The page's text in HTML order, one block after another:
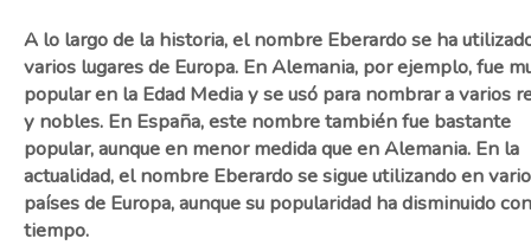
A lo largo de la historia, el nombre Eberardo se ha
varios lugares de Europa. En Alemania, por ejemplo, fue
popular en la Edad Media y se usó para nombrar a varios
y nobles. En España, este nombre también fue bastante
popular, aunque en menor medida que en Alemania. En la
actualidad, el nombre Eberardo se sigue utilizando en
países de Europa, aunque su popularidad ha disminuido
tiempo.